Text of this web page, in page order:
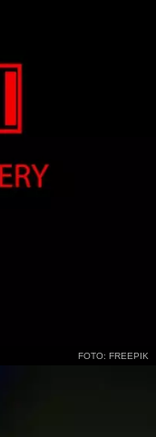
FOTO: FREEPIK